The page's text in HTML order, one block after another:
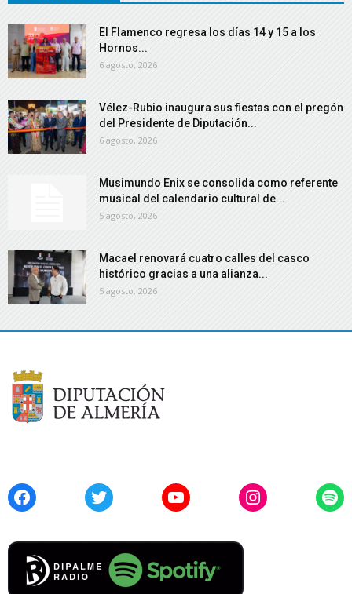
El Flamenco regresa los días 14 y 15 a los
Hornos...
6 agosto, 2026
Vélez-Rubio inaugura sus fiestas con el pregón
del Presidente de Diputación...
6 agosto, 2026
Musimundo Enix se consolida como referente
musical del calendario cultural de...
5 agosto, 2026
Macael renovará cuatro calles del casco
histórico gracias a una alianza...
5 agosto, 2026
FacebookTwitter YouTubeInstagram